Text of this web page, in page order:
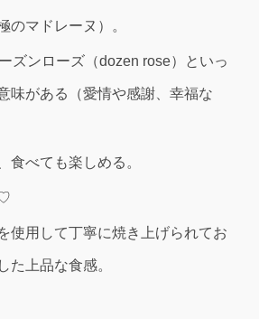
のマドレーヌ）。
ズンローズ（dozen rose）といっ
味がある（愛情や感謝、幸福な
食べても楽しめる。
使用して丁寧に焼き上げられてお
た上品な食感。